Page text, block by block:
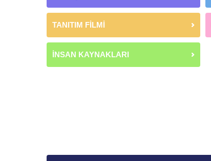
TANITIM FİLMİ
İNSAN KAYNAKLARI